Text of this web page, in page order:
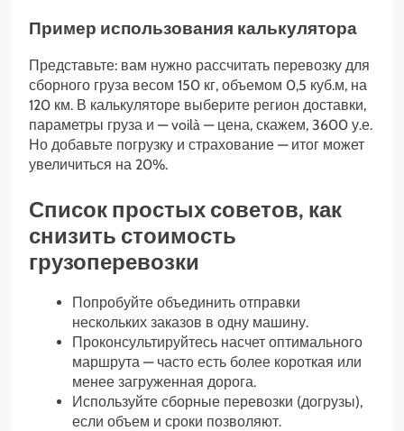
Пример использования калькулятора
Представьте: вам нужно рассчитать перевозку для
сборного груза весом 150 кг, объемом 0,5 куб.м, на
120 км. В калькуляторе выберите регион доставки,
параметры груза и — voilà — цена, скажем, 3600 у.е.
Но добавьте погрузку и страхование — итог может
увеличиться на 20%.
Список простых советов, как
снизить стоимость
грузоперевозки
Попробуйте объединить отправки
нескольких заказов в одну машину.
Проконсультируйтесь насчет оптимального
маршрута — часто есть более короткая или
менее загруженная дорога.
Используйте сборные перевозки (догрузы),
если объем и сроки позволяют.